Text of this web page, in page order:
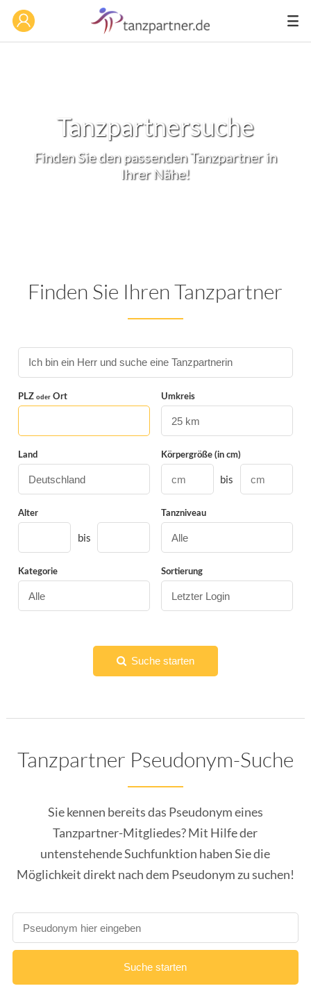
Tanzpartnersuche
Finden Sie den passenden Tanzpartner in
Ihrer Nähe!
Finden Sie Ihren Tanzpartner
PLZoder Ort Umkreis
Land Körpergröße (in cm)
bis
Alter
bis
Tanzniveau
Kategorie Sortierung
Suche starten
Tanzpartner Pseudonym-Suche
Sie kennen bereits das Pseudonym eines
Tanzpartner-Mitgliedes? Mit Hilfe der
untenstehende Suchfunktion haben Sie die
Möglichkeit direkt nach dem Pseudonym zu suchen!
Suche starten